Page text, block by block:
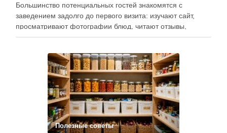
Большинство потенциальных гостей знакомятся с
заведением задолго до первого визита: изучают сайт,
просматривают фотографии блюд, читают отзывы,
оценивают интерьер, сравнивают цены и даже смотрят
продвижение становится одним из ключевых
инструментов увеличения посещаемости, повышения …
Полезные советы